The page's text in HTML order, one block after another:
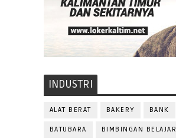
INDUSTRI
ALAT BERAT BAKERY BANK
BATUBARA BIMBINGAN BELAJAR